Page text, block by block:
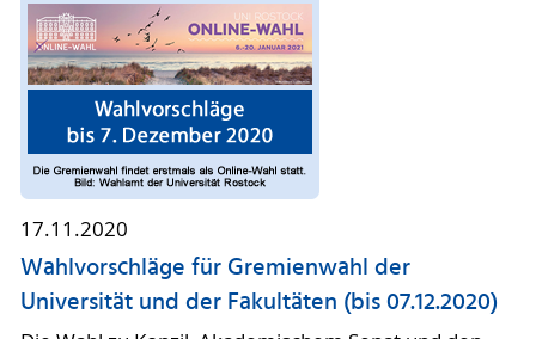
17.11.2020
Wahlvorschläge für Gremienwahl der
Universität und der Fakultäten (bis 07.12.2020)